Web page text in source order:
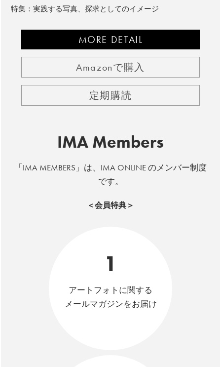
特集：実践する写真、探求としてのイメージ
MORE DETAIL
Amazonで購入
定期購読
IMA Members
「IMA MEMBERS」は、IMA ONLINE のメンバー制度
です。
＜会員特典＞
1
アートフォトに関する
メールマガジンをお届け